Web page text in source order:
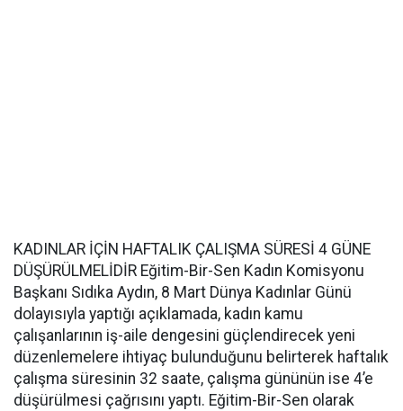
KADINLAR İÇİN HAFTALIK ÇALIŞMA SÜRESİ 4 GÜNE
DÜŞÜRÜLMELİDİR Eğitim-Bir-Sen Kadın Komisyonu
Başkanı Sıdıka Aydın, 8 Mart Dünya Kadınlar Günü
dolayısıyla yaptığı açıklamada, kadın kamu
çalışanlarının iş-aile dengesini güçlendirecek yeni
düzenlemelere ihtiyaç bulunduğunu belirterek haftalık
çalışma süresinin 32 saate, çalışma gününün ise 4’e
düşürülmesi çağrısını yaptı. Eğitim-Bir-Sen olarak